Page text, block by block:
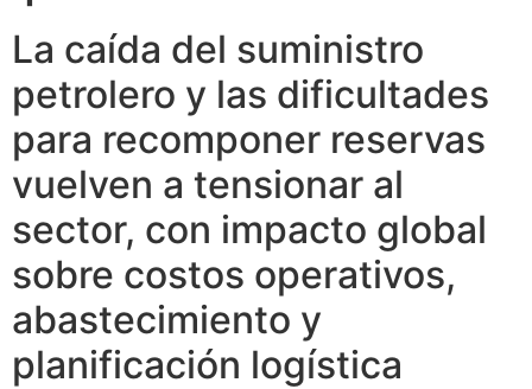
La caída del suministro
petrolero y las dificultades
para recomponer reservas
vuelven a tensionar al
sector, con impacto global
sobre costos operativos,
abastecimiento y
planificación logística